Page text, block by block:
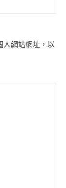
人網站網址，以